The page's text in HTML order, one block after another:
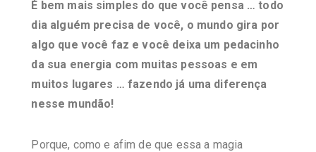
É bem mais simples do que você pensa … todo
dia alguém precisa de você, o mundo gira por
algo que você faz e você deixa um pedacinho
da sua energia com muitas pessoas e em
muitos lugares … fazendo já uma diferença
nesse mundão!
Porque, como e afim de que essa a magia